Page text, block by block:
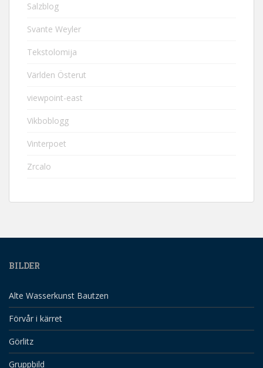
Salzblog
Svante Weyler
Tekstolomija
Världen Österut
viewpoint-east
Vikboblogg
Vinterpoet
Zrcalo
BILDER
Alte Wasserkunst Bautzen
Förvår i kärret
Görlitz
Gruppbild